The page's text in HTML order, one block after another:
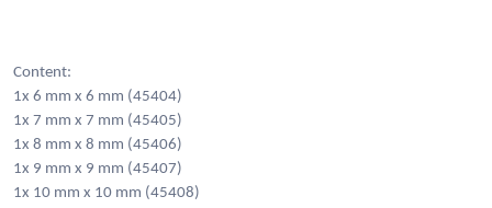
Content:
1x 6 mm x 6 mm (45404)
1x 7 mm x 7 mm (45405)
1x 8 mm x 8 mm (45406)
1x 9 mm x 9 mm (45407)
1x 10 mm x 10 mm (45408)